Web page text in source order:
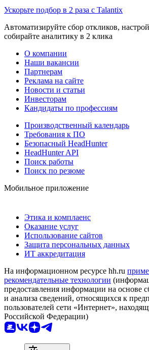
Ускорьте подбор в 2 раза с Talantix
Автоматизируйте сбор откликов,
собирайте аналитику в 2 клика
О компании
Наши вакансии
Партнерам
Реклама на сайте
Новости и статьи
Инвесторам
Кандидаты по профессиям
Производственный календарь
Требования к ПО
Безопасный HeadHunter
HeadHunter API
Поиск работы
Поиск по резюме
Мобильное приложение
Этика и комплаенс
Оказание услуг
Использование сайтов
Защита персональных данных
ИТ аккредитация
На информационном ресурсе hh.ru
рекомендательные технологии
предоставления информации на основе
и анализа сведений, относящихся к
пользователей сети «Интернет»,
Российской Федерации)